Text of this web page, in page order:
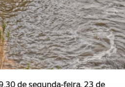
de segunda-feira, 23 de